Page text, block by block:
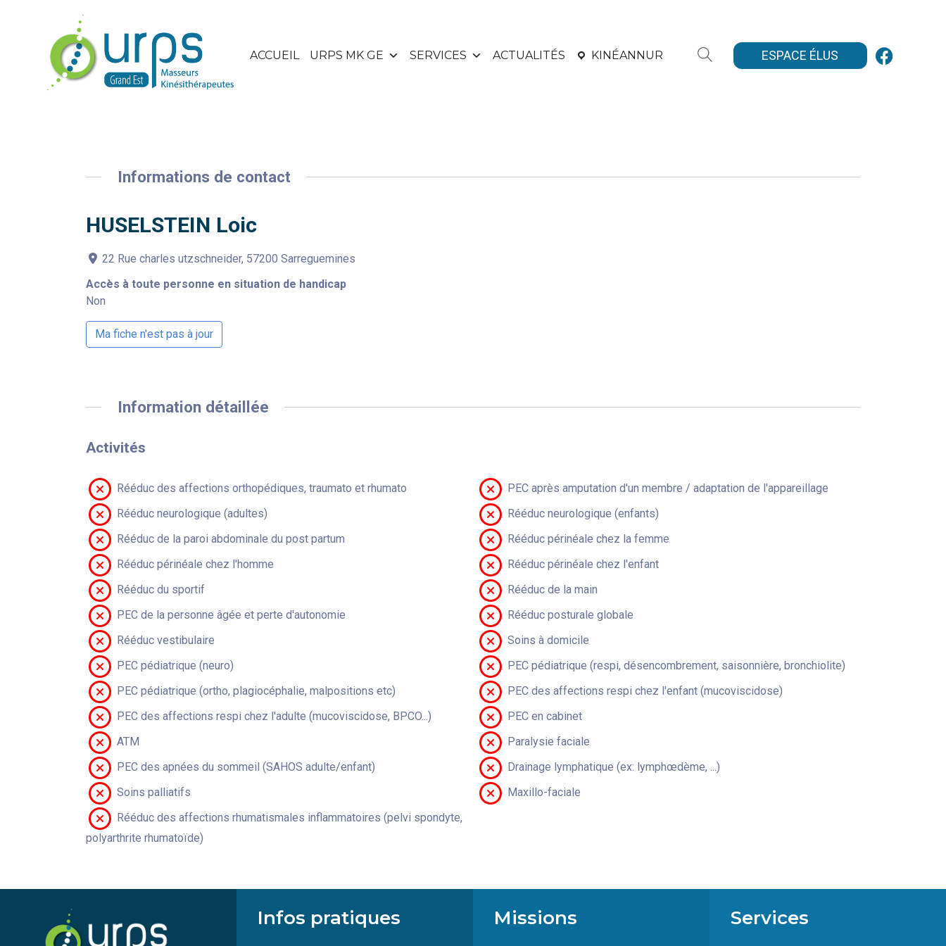
ACCUEIL URPS MK GE SERVICES ACTUALITÉS KINÉANNUR ESPACE ÉLUS
Informations de contact
HUSELSTEIN Loic
22 Rue charles utzschneider, 57200 Sarreguemines
Accès à toute personne en situation de handicap
Non
Ma fiche n'est pas à jour
Information détaillée
Activités
Rééduc des affections orthopédiques, traumato et rhumato
PEC après amputation d'un membre / adaptation de l'appareillage
Rééduc neurologique (adultes)
Rééduc neurologique (enfants)
Rééduc de la paroi abdominale du post partum
Rééduc périnéale chez la femme
Rééduc périnéale chez l'homme
Rééduc périnéale chez l'enfant
Rééduc du sportif
Rééduc de la main
PEC de la personne âgée et perte d'autonomie
Rééduc posturale globale
Rééduc vestibulaire
Soins à domicile
PEC pédiatrique (neuro)
PEC pédiatrique (respi, désencombrement, saisonnière, bronchiolite)
PEC pédiatrique (ortho, plagiocéphalie, malpositions etc)
PEC des affections respi chez l'enfant (mucoviscidose)
PEC des affections respi chez l'adulte (mucoviscidose, BPCO...)
PEC en cabinet
ATM
Paralysie faciale
PEC des apnées du sommeil (SAHOS adulte/enfant)
Drainage lymphatique (ex: lymphœdème, ...)
Soins palliatifs
Maxillo-faciale
Rééduc des affections rhumatismales inflammatoires (pelvi spondyte,
polyarthrite rhumatoïde)
Infos pratiques Missions Services